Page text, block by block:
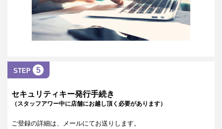
STEP 5
セキュリティキー発行手続き
（スタッフアワー中に店舗にお越し頂く必要があります）
ご登録の詳細は、メールにてお送りします。